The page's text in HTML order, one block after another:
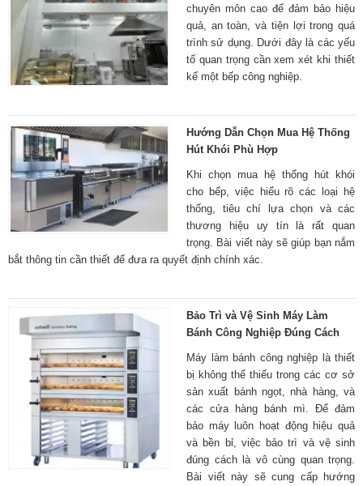
chuyên môn cao để đảm bảo hiệu
quả, an toàn, và tiện lợi trong quá
trình sử dụng. Dưới đây là các yếu
tố quan trọng cần xem xét khi thiết
kế một bếp công nghiệp.
Hướng Dẫn Chọn Mua Hệ Thống
Hút Khói Phù Hợp
Khi chọn mua hệ thống hút khói
cho bếp, việc hiểu rõ các loại hệ
thống, tiêu chí lựa chọn và các
thương hiệu uy tín là rất quan
trọng. Bài viết này sẽ giúp bạn nắm
bắt thông tin cần thiết để đưa ra quyết định chính xác.
Bảo Trì và Vệ Sinh Máy Làm
Bánh Công Nghiệp Đúng Cách
Máy làm bánh công nghiệp là thiết
bị không thể thiếu trong các cơ sở
sản xuất bánh ngọt, nhà hàng, và
các cửa hàng bánh mì. Để đảm
bảo máy luôn hoạt động hiệu quả
và bền bỉ, việc bảo trì và vệ sinh
đúng cách là vô cùng quan trọng.
Bài viết này sẽ cung cấp hướng